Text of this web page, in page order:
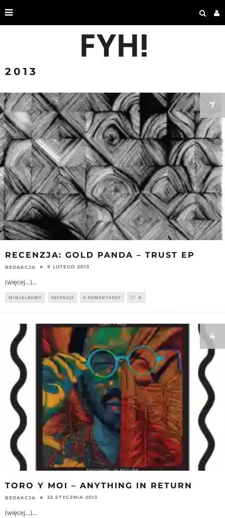
2013
7
RECENZJA: GOLD PANDA – TRUST EP
REDAKCJA 9 LUTEGO 2013
(więcej…)...
MINIALBUMY RECENZJE 0 KOMENTARZY 0
4
TORO Y MOI – ANYTHING IN RETURN
REDAKCJA 22 STYCZNIA 2013
(więcej…)...